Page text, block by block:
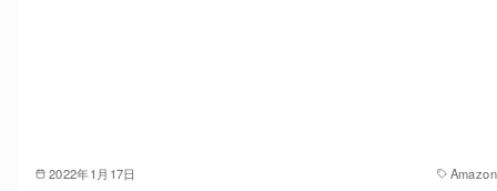
2022年1月17日 Amazon